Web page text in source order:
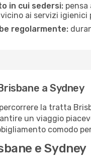
in cui sedersi: pensa
ai servizi igienici
regolarmente:
a Sydney
la tratta
un viaggio
comodo
e Sydney